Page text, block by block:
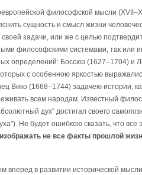
философской мысли
сущность и смысл жизни
задачи, или же с целью
философскими системами, так или
определений: Боссюэ (1627–1704) и
с особенною яркостью
Вико (1668–1744) задачею истории,
всем народам. Известный
дух" достигал своего
Не будет ошибкою сказать, что
не все факты прошлой
вперед в развитии исторической